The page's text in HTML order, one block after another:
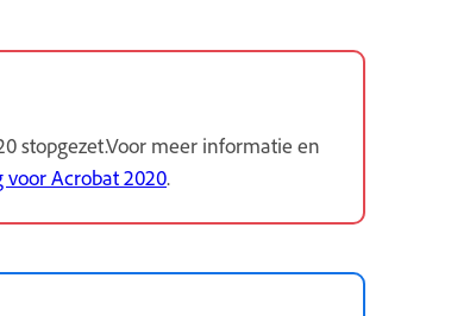
stopgezet.Voor meer informatie en
Acrobat 2020.